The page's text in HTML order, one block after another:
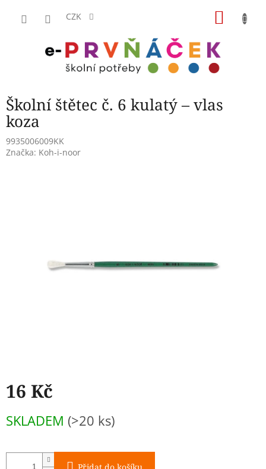
CZK
Školní štětec č. 6 kulatý – vlas
koza
9935006009KK
Značka: Koh-i-noor
16 Kč
cena:
SKLADEM (>20 ks)